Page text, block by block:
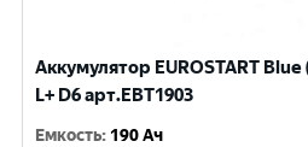
Аккумулятор EUROSTART
L+ D6 арт.EBT1903
Емкость: 190 Ач